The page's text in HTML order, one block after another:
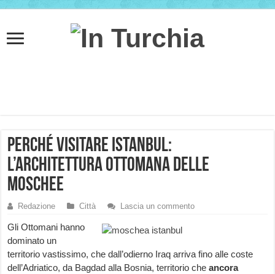
Perché visitare Istanbul:
l’architettura Ottomana delle
moschee
Redazione Città Lascia un commento
Gli Ottomani hanno
dominato un
territorio vastissimo, che dall’odierno Iraq arriva fino alle coste
dell’Adriatico, da Bagdad alla Bosnia, territorio cheancora